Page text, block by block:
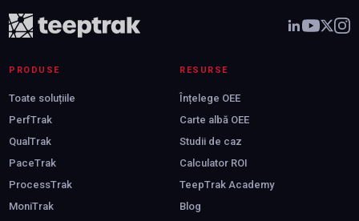
PRODUSE
Toate soluțiile
PerfTrak
QualTrak
PaceTrak
ProcessTrak
MoniTrak
RESURSE
Înțelege OEE
Carte albă OEE
Studii de caz
Calculator ROI
TeepTrak Academy
Blog